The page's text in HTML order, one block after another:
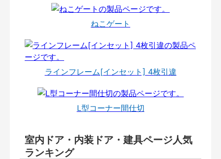
ねこゲート
ラインフレーム[インセット] 4枚引違
L型コーナー間仕切
室内ドア・内装ドア・建具ページ人気
ランキング